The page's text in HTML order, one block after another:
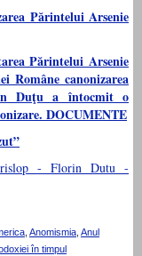
Părintelui Arsenie
Părintelui Arsenie
Române canonizarea
Duţu a întocmit o
DOCUMENTE
Anomismia Anul
în timpul